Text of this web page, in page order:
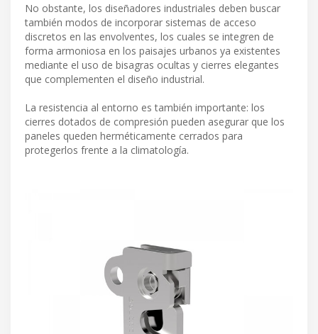
No obstante, los diseñadores industriales deben buscar
también modos de incorporar sistemas de acceso
discretos en las envolventes, los cuales se integren de
forma armoniosa en los paisajes urbanos ya existentes
mediante el uso de bisagras ocultas y cierres elegantes
que complementen el diseño industrial.
La resistencia al entorno es también importante: los
cierres dotados de compresión pueden asegurar que los
paneles queden herméticamente cerrados para
protegerlos frente a la climatología.